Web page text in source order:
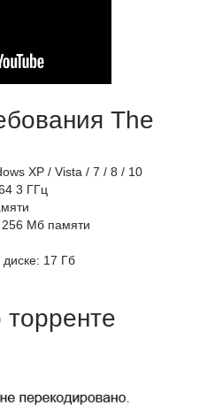
The
XP / Vista / 7 / 8 / 10
3 ГГц
256 Мб памяти
17 Гб